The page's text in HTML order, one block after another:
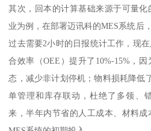
其次，回本的计算基础来源于可量
业为例，在部署迈讯科的MES系统后
过去需要2小时的日报统计工作，现
合效率（OEE）提升了10%-15%，
态，减少非计划停机；物料损耗降低
单管理和库存联动，杜绝了多领、
来，半年内节省的人工成本、材料